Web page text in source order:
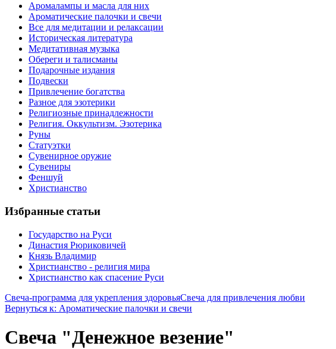
Аромалампы и масла для них
Ароматические палочки и свечи
Все для медитации и релаксации
Историческая литература
Медитативная музыка
Обереги и талисманы
Подарочные издания
Подвески
Привлечение богатства
Разное для эзотерики
Религиозные принадлежности
Религия. Оккультизм. Эзотерика
Руны
Статуэтки
Сувенирное оружие
Сувениры
Феншуй
Христианство
Избранные статьи
Государство на Руси
Династия Рюриковичей
Князь Владимир
Христианство - религия мира
Христианство как спасение Руси
Свеча-программа для укрепления здоровьяСвеча для привлечения любви
Вернуться к: Ароматические палочки и свечи
Свеча "Денежное везение"